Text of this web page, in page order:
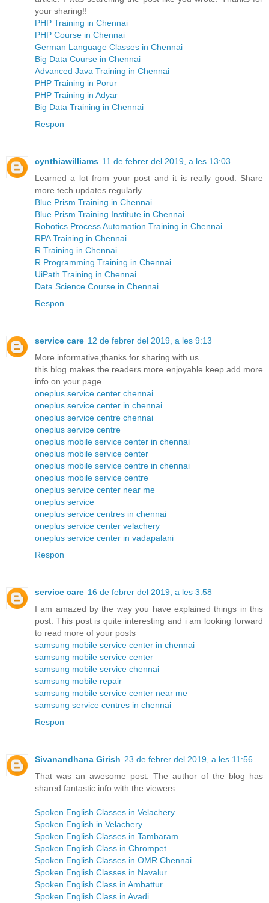
your sharing!!
PHP Training in Chennai
PHP Course in Chennai
German Language Classes in Chennai
Big Data Course in Chennai
Advanced Java Training in Chennai
PHP Training in Porur
PHP Training in Adyar
Big Data Training in Chennai
Respon
cynthiawilliams 11 de febrer del 2019, a les 13:03
Learned a lot from your post and it is really good. Share
more tech updates regularly.
Blue Prism Training in Chennai
Blue Prism Training Institute in Chennai
Robotics Process Automation Training in Chennai
RPA Training in Chennai
R Training in Chennai
R Programming Training in Chennai
UiPath Training in Chennai
Data Science Course in Chennai
Respon
service care 12 de febrer del 2019, a les 9:13
More informative,thanks for sharing with us.
this blog makes the readers more enjoyable.keep add more
info on your page
oneplus service center chennai
oneplus service center in chennai
oneplus service centre chennai
oneplus service centre
oneplus mobile service center in chennai
oneplus mobile service center
oneplus mobile service centre in chennai
oneplus mobile service centre
oneplus service center near me
oneplus service
oneplus service centres in chennai
oneplus service center velachery
oneplus service center in vadapalani
Respon
service care 16 de febrer del 2019, a les 3:58
I am amazed by the way you have explained things in this
post. This post is quite interesting and i am looking forward
to read more of your posts
samsung mobile service center in chennai
samsung mobile service center
samsung mobile service chennai
samsung mobile repair
samsung mobile service center near me
samsung service centres in chennai
Respon
Sivanandhana Girish 23 de febrer del 2019, a les 11:56
That was an awesome post. The author of the blog has
shared fantastic info with the viewers.
Spoken English Classes in Velachery
Spoken English in Velachery
Spoken English Classes in Tambaram
Spoken English Class in Chrompet
Spoken English Classes in OMR Chennai
Spoken English Classes in Navalur
Spoken English Class in Ambattur
Spoken English Class in Avadi